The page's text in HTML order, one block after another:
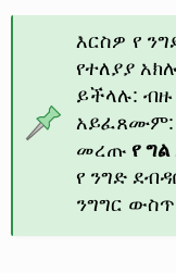
እርስዎ የ
የተለያያ
ይችላሉ: ብዙ
አይፈጸሙም:
መረጡ የ ግል
የ ንግድ
ንግግር ውስጥ